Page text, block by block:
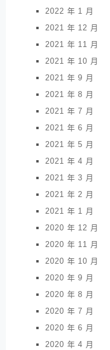
2022 年 1 月
2021 年 12 月
2021 年 11 月
2021 年 10 月
2021 年 9 月
2021 年 8 月
2021 年 7 月
2021 年 6 月
2021 年 5 月
2021 年 4 月
2021 年 3 月
2021 年 2 月
2021 年 1 月
2020 年 12 月
2020 年 11 月
2020 年 10 月
2020 年 9 月
2020 年 8 月
2020 年 7 月
2020 年 6 月
2020 年 4 月